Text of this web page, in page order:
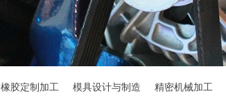
橡胶定制加工 模具设计与制造 精密机械加工